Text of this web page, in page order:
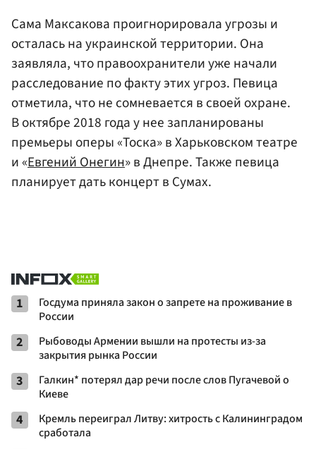
Сама Максакова проигнорировала угрозы и
осталась на украинской территории. Она
заявляла, что правоохранители уже начали
расследование по факту этих угроз. Певица
отметила, что не сомневается в своей охране.
В октябре 2018 года у нее запланированы
премьеры оперы «Тоска» в Харьковском театре
и «Евгений Онегин» в Днепре. Также певица
планирует дать концерт в Сумах.
1
Госдума приняла закон о запрете на проживание в
России
2
Рыбоводы Армении вышли на протесты из-за
закрытия рынка России
3
Галкин* потерял дар речи после слов Пугачевой о
Киеве
4
Кремль переиграл Литву: хитрость с Калининградом
сработала